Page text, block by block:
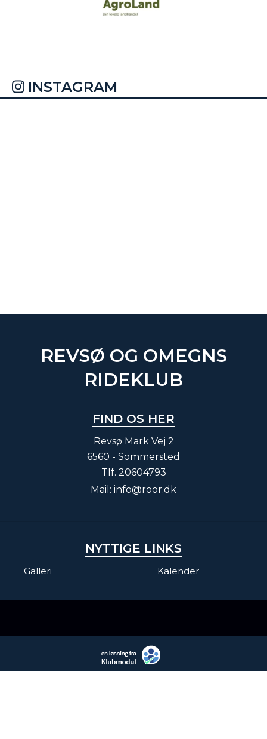
INSTAGRAM
REVSØ OG OMEGNS
RIDEKLUB
FIND OS HER
Revsø Mark Vej 2
6560 - Sommersted
Tlf. 20604793
Mail: info@roor.dk
NYTTIGE LINKS
Galleri Kalender